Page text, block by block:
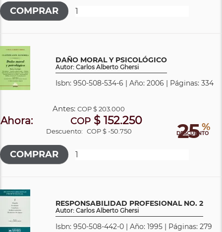
DAÑO MORAL Y PSICOLÓGICO
Autor: Carlos Alberto Ghersi
Isbn: 950-508-534-6 | Año: 2006 | Páginas: 334
25 %
DESCUENTO
Antes:COP$ 203.000
Ahora: COP$ 152.250
Descuento: COP $ -50.750
RESPONSABILIDAD PROFESIONAL NO. 2
Autor: Carlos Alberto Ghersi
Isbn: 950-508-442-0 | Año: 1995 | Páginas: 279